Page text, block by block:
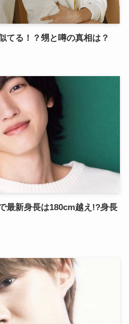
てる！？甥と噂の真相は？
最新身長は180cm越え!?身長